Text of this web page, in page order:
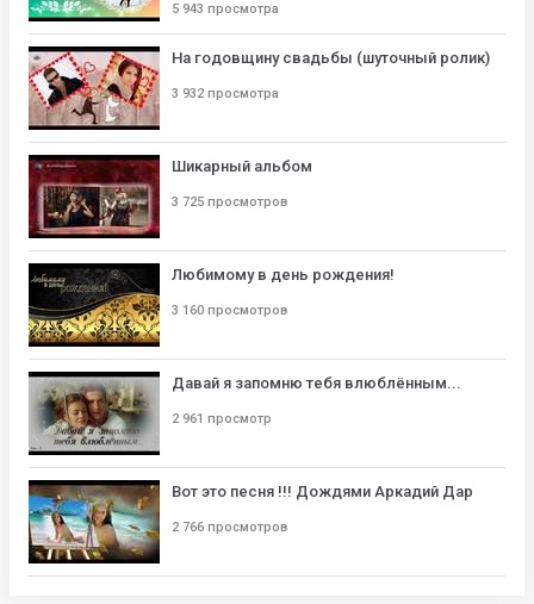
5 943 просмотра
На годовщину свадьбы (шуточный ролик)
3 932 просмотра
Шикарный альбом
3 725 просмотров
Любимому в день рождения!
3 160 просмотров
Давай я запомню тебя влюблённым...
2 961 просмотр
Вот это песня !!! Дождями Аркадий Дар
2 766 просмотров